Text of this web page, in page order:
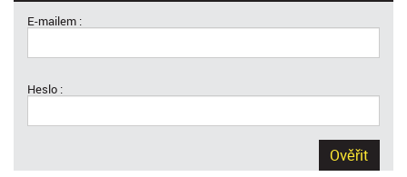
E-mailem :
Heslo :
Ověřit